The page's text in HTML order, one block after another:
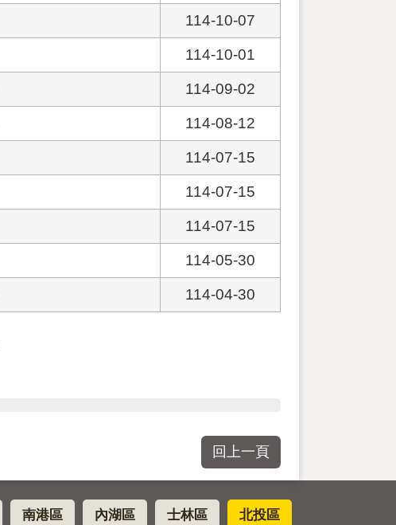
114-10-07
114-10-01
114-09-02
114-08-12
114-07-15
114-07-15
114-07-15
114-05-30
114-04-30
回上一頁
南港區 內湖區 士林區 北投區